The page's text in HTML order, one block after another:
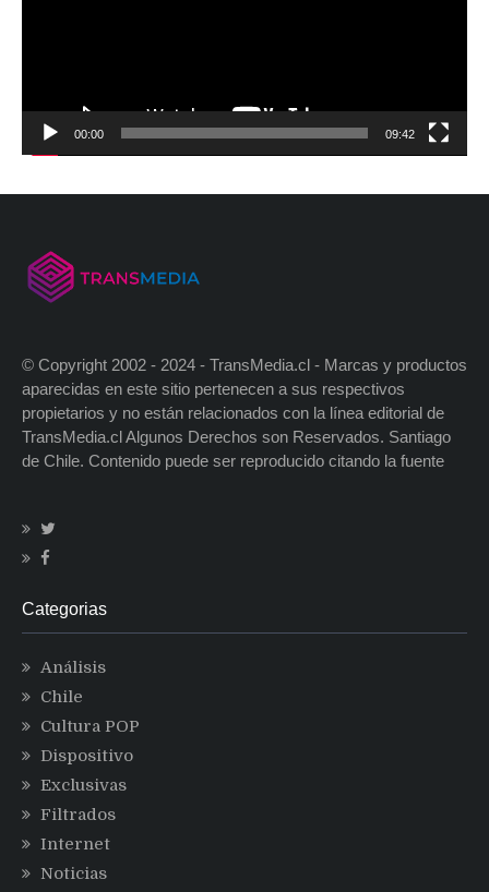
00:00 09:42
© Copyright 2002 - 2024 - TransMedia.cl - Marcas y productos
aparecidas en este sitio pertenecen a sus respectivos
propietarios y no están relacionados con la línea editorial de
TransMedia.cl Algunos Derechos son Reservados. Santiago
de Chile. Contenido puede ser reproducido citando la fuente
Categorias
Análisis
Chile
Cultura POP
Dispositivo
Exclusivas
Filtrados
Internet
Noticias